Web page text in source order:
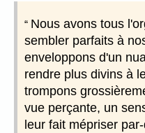
Nous avons tous
sembler parfaits à
enveloppons d'un
rendre plus divins à
trompons
vue perçante, un
leur fait mépriser